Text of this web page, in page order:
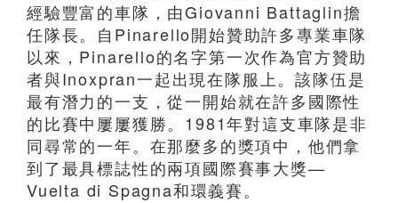
經驗豐富的車隊，由Giovanni Battaglin擔
任隊長。自Pinarello開始贊助許多專業車隊
以來，Pinarello的名字第一次作為官方贊助
者與Inoxpran一起出現在隊服上。該隊伍是
最有潛力的一支，從一開始就在許多國際性
的比賽中屢屢獲勝。1981年對這支車隊是非
同尋常的一年。在那麼多的獎項中，他們拿
到了最具標誌性的兩項國際賽事大獎—
Vuelta di Spagna和環義賽。